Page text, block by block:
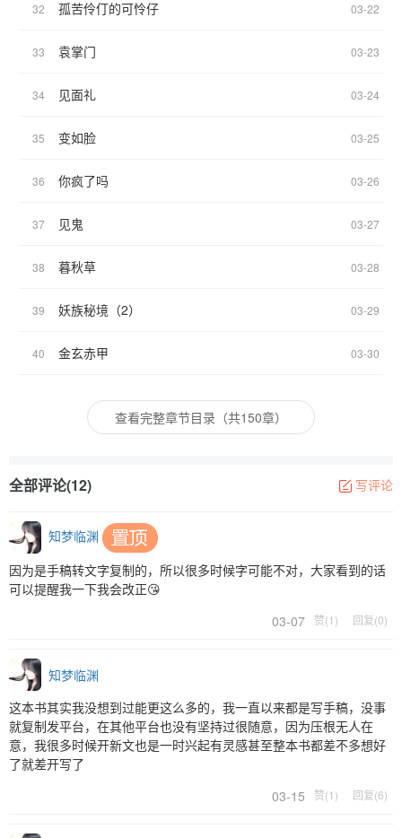
32 孤苦伶仃的可怜仔 03-22
33 袁掌门 03-23
34 见面礼 03-24
35 变如脸 03-25
36 你疯了吗 03-26
37 见鬼 03-27
38 暮秋草 03-28
39 妖族秘境（2） 03-29
40 金玄赤甲 03-30
查看完整章节目录（共150章）
全部评论(12) 写评论
知梦临渊
因为是手稿转文字复制的，所以很多时候字可能不对，大家看到的话
可以提醒我一下我会改正😘
03-07
赞(1) 回复(0)
知梦临渊
这本书其实我没想到过能更这么多的，我一直以来都是写手稿，没事
就复制发平台，在其他平台也没有坚持过很随意，因为压根无人在
意，我很多时候开新文也是一时兴起有灵感甚至整本书都差不多想好
了就差开写了
03-15
赞(1) 回复(6)